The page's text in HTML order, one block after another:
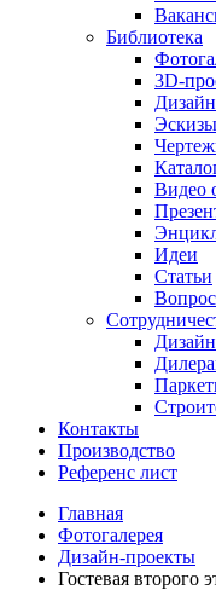
Библиотека
3D-
Эскизы
Видео
Идеи
Статьи
Контакты
Производство
Референс лист
Главная
Фотогалерея
Дизайн-проекты
Гостевая второго